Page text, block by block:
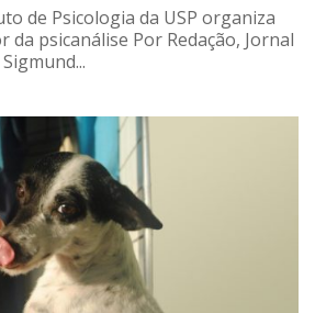
de Psicologia da USP organiza
psicanálise Por Redação, Jornal